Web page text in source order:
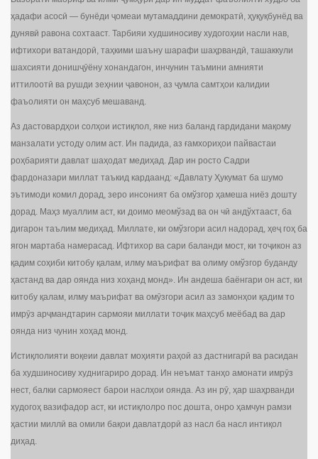
ҳадафи асосӣ — бунёди ҷомеаи мутамаддини демократӣ, ҳуқуқбунёд ва
дунявӣ равона сохтааст. Тарбияи худшиносиву худогоҳии насли нав,
ифтихори ватандорӣ, таҳкими шаъну шарафи шаҳрвандӣ, ташаккули
шахсияти донишҷӯёну хонандагон, инчунин таъмини амнияти
иттилоотӣ ва рушди зеҳнии ҷавонон, аз ҷумла самтҳои калидии
фаъолияти он маҳсуб мешаванд.
Аз дастовардҳои солҳои истиқлол, яке низ баланд гардидани мақому
манзалати устоду олим аст. Ин падида, аз ғамхориҳои пайвастаи
роҳбарияти давлат шаҳодат медиҳад. Дар ин росто Садри
фардоназари миллат таъкид кардаанд: «Давлату Ҳукумат ба шумо
эътимоди комил дорад, зеро инсоният ба омўзгор ҳамеша ниёз дошту
дорад. Маҳз муаллим аст, ки доимо меомўзад ва он чӣ андўхтааст, ба
дигарон таълим медиҳад. Миллате, ки омўзгори асил надорад, ҳеҷ гоҳ ба
ягон мартаба намерасад. Ифтихор ва сари баланди мост, ки тоҷикон аз
қадим соҳиби китобу қалам, илму маърифат ва олиму омўзгор буданду
ҳастанд ва дар оянда низ хоҳанд монд». Ин андеша баёнгари он аст, ки
китобу қалам, илму маърифат ва омӯзгори асил аз замонҳои қадим то
имрӯз арҷмандтарин сармояи миллати тоҷик маҳсуб меёбад ва дар
оянда низ чунин хоҳад монд.
Истиқлолияти воқеии давлат моҳияти раҳоӣ аз дастнигарӣ ва расидан
ба худшиносиву худнигариро дорад. Ин неъмат танҳо амонати имрӯз
нест, балки сармояест барои наслҳои оянда. Аз ин рӯ, ҳар шаҳрванди
худогоҳ вазифадор аст, ки истиқлолро пос дошта, онро ҳамчун рамзи
ҳастии миллӣ ва омили бақои давлатдорӣ аз насл ба насл интиқол
диҳад.